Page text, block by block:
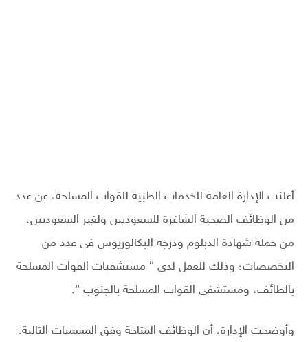
أعلنت الإدارة العامة للخدمات الطبية للقوات المسلحة، عن عدد
من الوظائف الصحية الشاغرة للسعوديين ولغير السعوديين،
من حملة شهادة الدبلوم ودرجة البكالوريوس في عدد من
التخصصات؛ وذلك للعمل لدى “ مستشفيات القوات المسلحة
بالطائف، ومستشفى القوات المسلحة بالجنوب ”.
وأوضحت الإدارة، أن الوظائف المتاحة وفق المسميات التالية: